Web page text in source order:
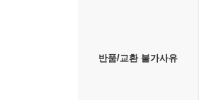
반품/교환 불가사유